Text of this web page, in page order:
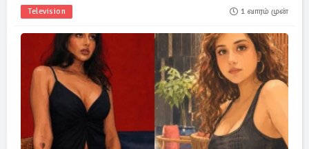
Television 1 வாரம் முன்